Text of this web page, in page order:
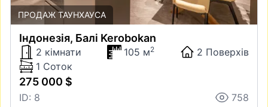
ПРОДАЖ ТАУНХАУСА
Iндонезiя, Балі Kerobokan
2 кімнати 105 м2
2 Поверхів
1 Соток
275 000 $
ID: 8 758